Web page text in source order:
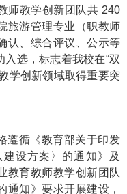
师教学创新团队共 240
旅游管理专业（职教师
认、综合评议、公示等
选，标志着我校在“双
学创新领域取得重要突
遵循《教育部关于印发
设方案〉的通知》及
教育教师教学创新团队
通知》要求开展建设，